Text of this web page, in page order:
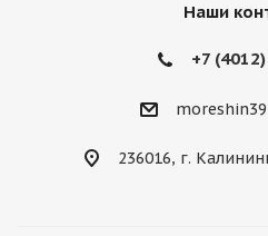
Наши
+7
236016, г.